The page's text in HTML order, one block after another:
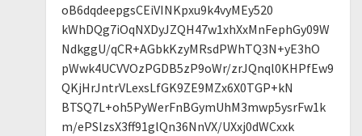
oB6dqdeepgsCEiVINKpxu9k4vyMEy520
kWhDQg7iOqNXDyJZQH47w1xhXxMnFephGy09W
NdkggU/qCR+AGbkKzyMRsdPWhTQ3N+yE3hO
pWwk4UCVVOzPGDB5zP9oWr/zrJQnql0KHPfEw9
QKjHrJntrVLexsLfGK9ZE9MZx6X0TGP+kN
BTSQ7L+oh5PyWerFnBGymUhM3mwp5ysrFw1k
m/ePSlzsX3ff91glQn36NnVX/UXxj0dWCxxk